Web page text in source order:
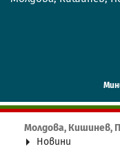
Молдова, Кишинев,
Новини